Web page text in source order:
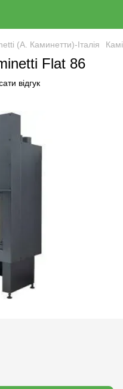
(А. Каминетти)-Італія
Flat 86
відгук